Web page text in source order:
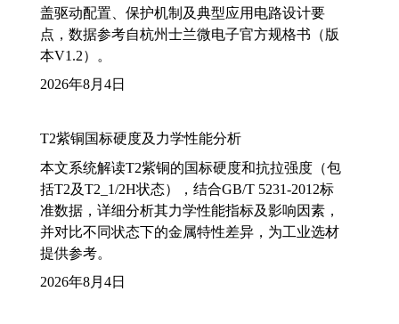
盖驱动配置、保护机制及典型应用电路设计要
点，数据参考自杭州士兰微电子官方规格书（版
本V1.2）。
2026年8月4日
T2紫铜国标硬度及力学性能分析
本文系统解读T2紫铜的国标硬度和抗拉强度（包
括T2及T2_1/2H状态），结合GB/T 5231-2012标
准数据，详细分析其力学性能指标及影响因素，
并对比不同状态下的金属特性差异，为工业选材
提供参考。
2026年8月4日